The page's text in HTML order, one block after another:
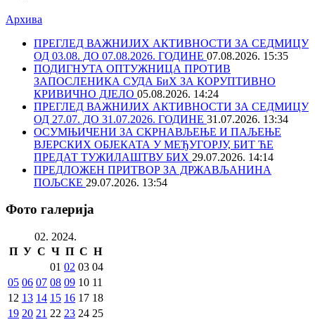
Архива
ПРЕГЛЕД ВАЖНИЈИХ АКТИВНОСТИ ЗА СЕДМИЦУ
ОД 03.08. ДО 07.08.2026. ГОДИНЕ 07.08.2026. 15:35
ПОДИГНУТА ОПТУЖНИЦА ПРОТИВ
ЗАПОСЛЕНИКА СУДА БиХ ЗА КОРУПТИВНО
КРИВИЧНО ДЈЕЛО 05.08.2026. 14:24
ПРЕГЛЕД ВАЖНИЈИХ АКТИВНОСТИ ЗА СЕДМИЦУ
ОД 27.07. ДО 31.07.2026. ГОДИНЕ 31.07.2026. 13:34
ОСУМЊИЧЕНИ ЗА СКРНАВЉЕЊЕ И ПАЉЕЊЕ
ВЈЕРСКИХ ОБЈЕКАТА У МЕЂУГОРЈУ, БИТ ЋЕ
ПРЕДАТ ТУЖИЛАШТВУ БИХ 29.07.2026. 14:14
ПРЕДЛОЖЕН ПРИТВОР ЗА ДРЖАВЉАНИНА
ПОЉСКЕ 29.07.2026. 13:54
Фото галерија
02. 2024.
П У С Ч П С Н
01 02 03 04
05 06 07 08 09 10 11
12 13 14 15 16 17 18
19 20 21 22 23 24 25